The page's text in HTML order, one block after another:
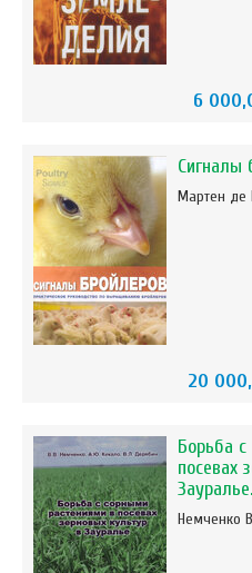
6
Сигналы
Мартен де
20
Борьба
посевах
Зауралье.
Немченко